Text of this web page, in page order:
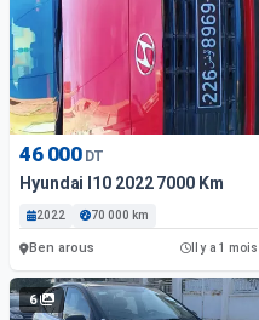
46 000 DT
Hyundai I10 2022 7000 Km
2022 70 000 km
Ben arous Il y a 1 mois
6